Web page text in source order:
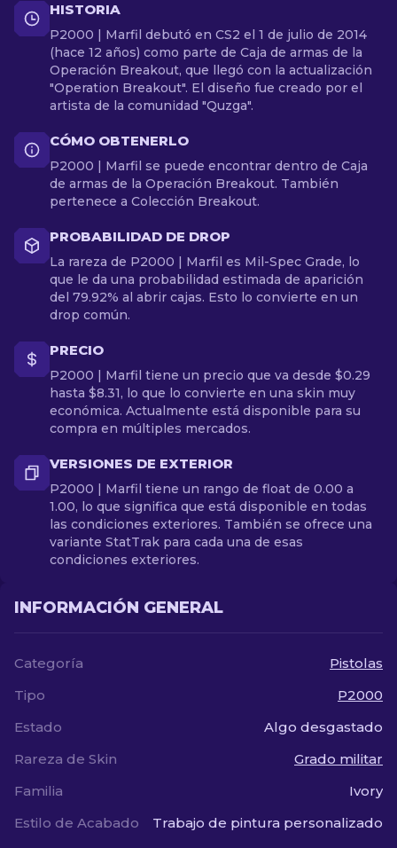
HISTORIA
P2000 | Marfil debutó en CS2 el 1 de julio de 2014
(hace 12 años) como parte de Caja de armas de la
Operación Breakout, que llegó con la actualización
"Operation Breakout". El diseño fue creado por el
artista de la comunidad "Quzga".
CÓMO OBTENERLO
P2000 | Marfil se puede encontrar dentro de Caja
de armas de la Operación Breakout. También
pertenece a Colección Breakout.
PROBABILIDAD DE DROP
La rareza de P2000 | Marfil es Mil-Spec Grade, lo
que le da una probabilidad estimada de aparición
del 79.92% al abrir cajas. Esto lo convierte en un
drop común.
PRECIO
P2000 | Marfil tiene un precio que va desde $0.29
hasta $8.31, lo que lo convierte en una skin muy
económica. Actualmente está disponible para su
compra en múltiples mercados.
VERSIONES DE EXTERIOR
P2000 | Marfil tiene un rango de float de 0.00 a
1.00, lo que significa que está disponible en todas
las condiciones exteriores. También se ofrece una
variante StatTrak para cada una de esas
condiciones exteriores.
INFORMACIÓN GENERAL
Categoría
Pistolas
Tipo
P2000
Estado
Algo desgastado
Rareza de Skin
Grado militar
Familia
Ivory
Estilo de Acabado
Trabajo de pintura personalizado